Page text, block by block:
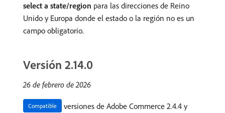
select a state/region para las direcciones de Reino
Unido y Europa donde el estado o la región no es un
campo obligatorio.
Versión 2.14.0
26 de febrero de 2026
Compatible
versiones de Adobe Commerce 2.4.4 y